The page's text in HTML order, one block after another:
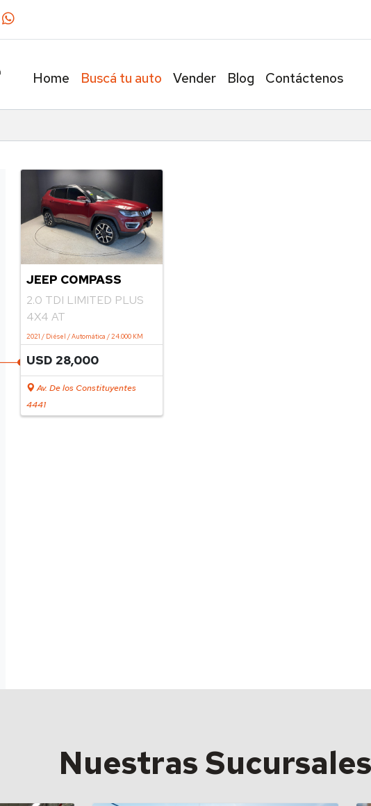
Home Buscá tu auto Vender Blog Contáctenos
JEEP COMPASS
2.0 TDI LIMITED PLUS
4X4 AT
2021 / Diésel / Automática / 24.000 KM
USD 28,000
Av. De los Constituyentes
4441
Nuestras Sucursales